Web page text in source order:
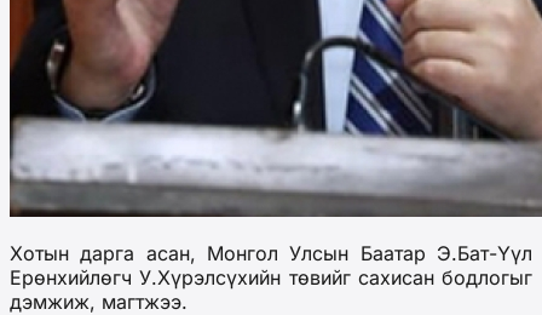
Хотын дарга асан, Монгол Улсын Баатар Э.Бат-Үүл
Ерөнхийлөгч У.Хүрэлсүхийн төвийг сахисан бодлогыг
дэмжиж, магтжээ.